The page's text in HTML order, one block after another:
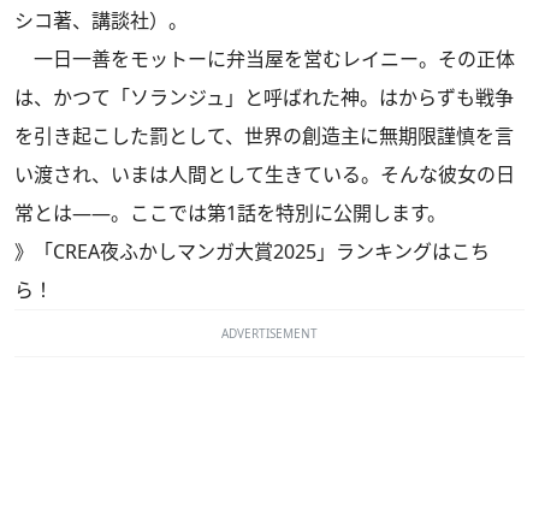
シコ著、講談社）。
一日一善をモットーに弁当屋を営むレイニー。その正体
は、かつて「ソランジュ」と呼ばれた神。はからずも戦争
を引き起こした罰として、世界の創造主に無期限謹慎を言
い渡され、いまは人間として生きている。そんな彼女の日
常とは――。ここでは第1話を特別に公開します。
》
「CREA夜ふかしマンガ大賞2025」ランキングはこち
ら！
ADVERTISEMENT